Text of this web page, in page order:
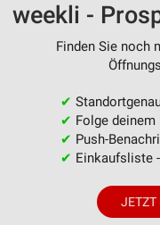
weekli -
Finden Sie noch
✔
✔ Folge
✔ Push-
✔ Einkaufsliste
JETZT